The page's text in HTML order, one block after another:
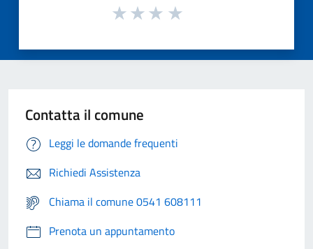
Contatta il comune
Leggi le domande frequenti
Richiedi Assistenza
Chiama il comune 0541 608111
Prenota un appuntamento